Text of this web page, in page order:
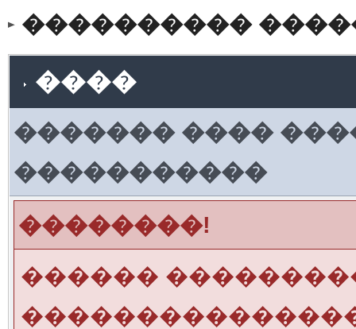
���������� �����
����
������� ����
�����������
��������!
������